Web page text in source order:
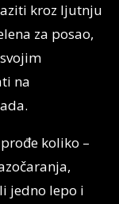
kroz ljutnju
za posao,
na
koliko –
jedno lepo i